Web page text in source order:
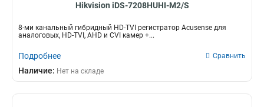
Hikvision iDS-7208HUHI-M2/S
8-ми канальный гибридный HD-TVI регистратор Acusense для
аналоговых, HD-TVI, AHD и CVI камер +...
Подробнее Сравнить
Наличие: Нет на складе